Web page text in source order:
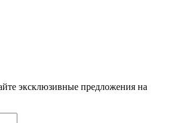
эксклюзивные предложения на